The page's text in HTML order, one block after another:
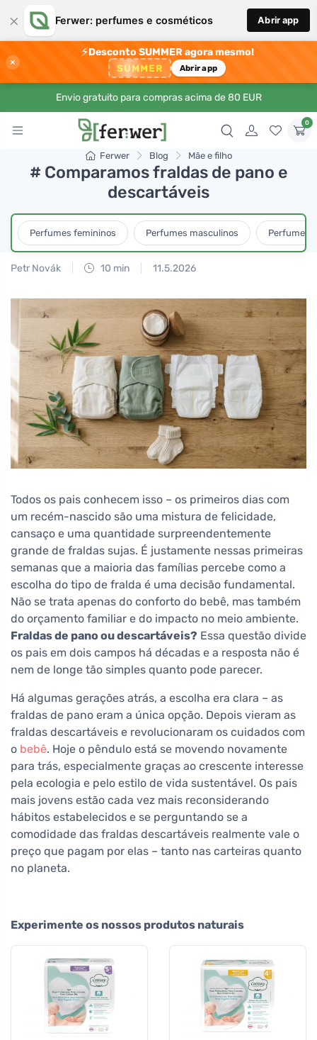
× Ferwer: perfumes e cosméticos Abrir app
×
⚡Desconto SUMMER agora mesmo!
SUMMER Abrir app
Envio gratuito para compras acima de 80 EUR
0
Ferwer Blog Mãe e filho
# Comparamos fraldas de pano e
descartáveis
Perfumes femininos Perfumes masculinos Perfumes
Petr Novák 10 min 11.5.2026
Todos os pais conhecem isso – os primeiros dias com
um recém-nascido são uma mistura de felicidade,
cansaço e uma quantidade surpreendentemente
grande de fraldas sujas. É justamente nessas primeiras
semanas que a maioria das famílias percebe como a
escolha do tipo de fralda é uma decisão fundamental.
Não se trata apenas do conforto do bebê, mas também
do orçamento familiar e do impacto no meio ambiente.
Fraldas de pano ou descartáveis? Essa questão divide
os pais em dois campos há décadas e a resposta não é
nem de longe tão simples quanto pode parecer.
Há algumas gerações atrás, a escolha era clara – as
fraldas de pano eram a única opção. Depois vieram as
fraldas descartáveis e revolucionaram os cuidados com
o bebê. Hoje o pêndulo está se movendo novamente
para trás, especialmente graças ao crescente interesse
pela ecologia e pelo estilo de vida sustentável. Os pais
mais jovens estão cada vez mais reconsiderando
hábitos estabelecidos e se perguntando se a
comodidade das fraldas descartáveis realmente vale o
preço que pagam por elas – tanto nas carteiras quanto
no planeta.
Experimente os nossos produtos naturais